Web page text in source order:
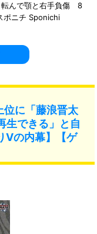
転んで顎と右手負傷 8
ポニチ Sponichi
位に「藤浪晋太
生できる」と自
Vの内幕】【ゲ